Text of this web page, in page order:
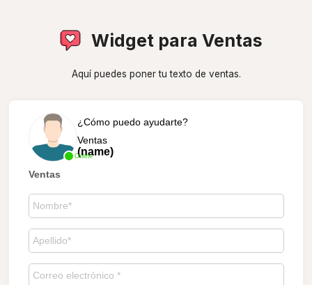
Widget para Ventas
Aquí puedes poner tu texto de ventas.
Online
¿Cómo puedo ayudarte?
Ventas
(name)
Ventas